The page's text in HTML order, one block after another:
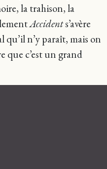
la trahison, la
Accidents’avère
n’y paraît, mais on
que c’est un grand